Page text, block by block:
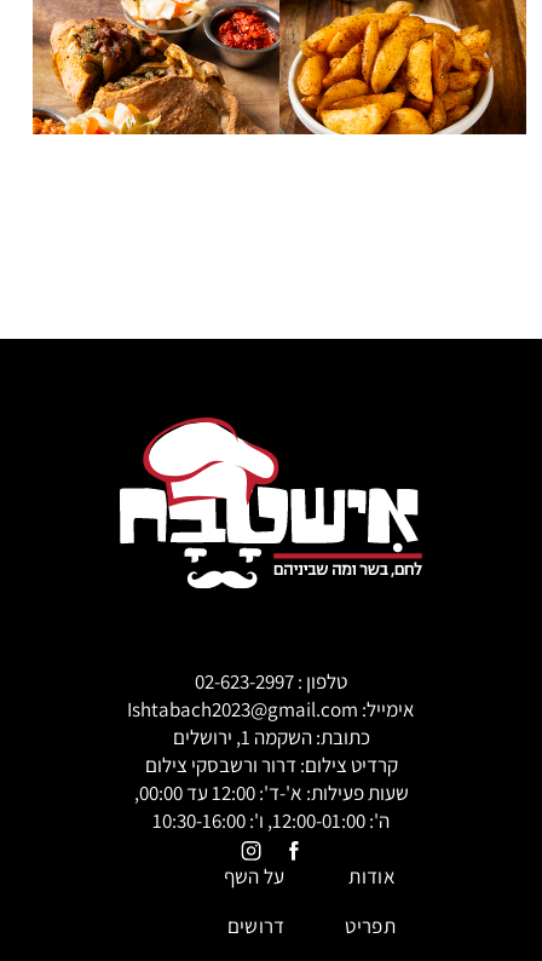
לפתיחת
התמונה
בגדול
-
לפתיחת
התמונה
בגדול
-
אודות
תפריט
על השף
דרושים
טלפון :02-623-2997
אימייל: Ishtabach2023@gmail.com
כתובת: השקמה 1, ירושלים
קרדיט צילום: דרור ורשבסקי צילום
שעות פעילות: א'-ד': 12:00 עד 00:00,
ה': 12:00-01:00, ו': 10:30-16:00